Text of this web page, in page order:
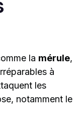
la mérule,
à
les
notamment le